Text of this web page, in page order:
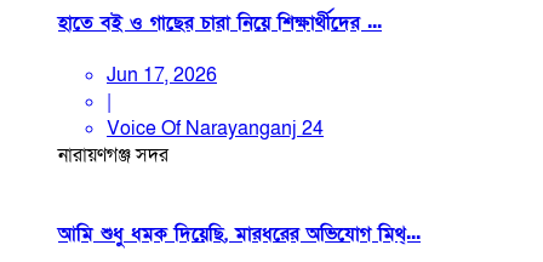
হাতে বই ও গাছের চারা নিয়ে শিক্ষার্থীদের ...
Jun 17, 2026
|
Voice Of Narayanganj 24
নারায়ণগঞ্জ সদর
আমি শুধু ধমক দিয়েছি, মারধরের অভিযোগ মিথ্...